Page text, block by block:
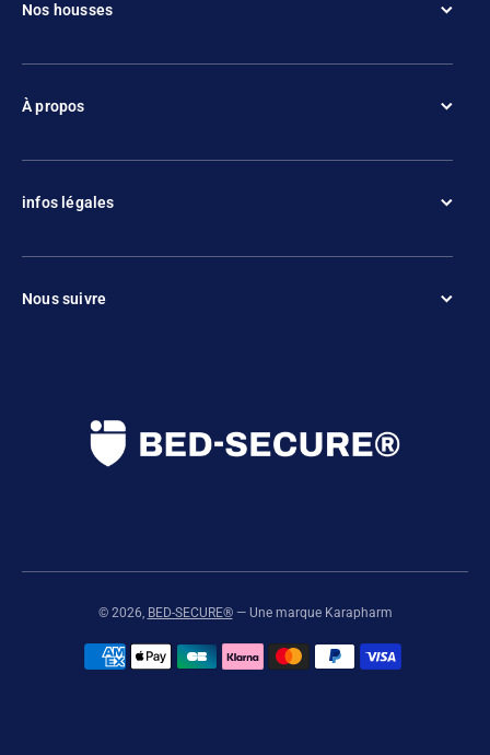
Nos housses
À propos
infos légales
Nous suivre
© 2026, BED-SECURE®— Une marque Karapharm
Moyens de paiement